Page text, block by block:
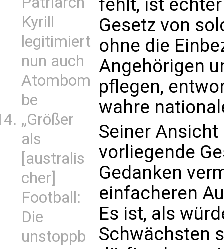
Kyrill
legitimiert
nun auch
Atombom
be
„Größer
als
[australis
cher]
Football:
Die
unstoppb
fehlt, ist
Gesetz von
ohne die
Angehörigen
pflegen,
wahre
Seiner
vorliegende
Gedanken
einfacheren
Es ist, als
Schwächsten